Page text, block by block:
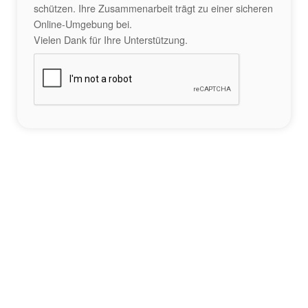
schützen. Ihre Zusammenarbeit trägt zu einer sicheren
Online-Umgebung bei.
Vielen Dank für Ihre Unterstützung.